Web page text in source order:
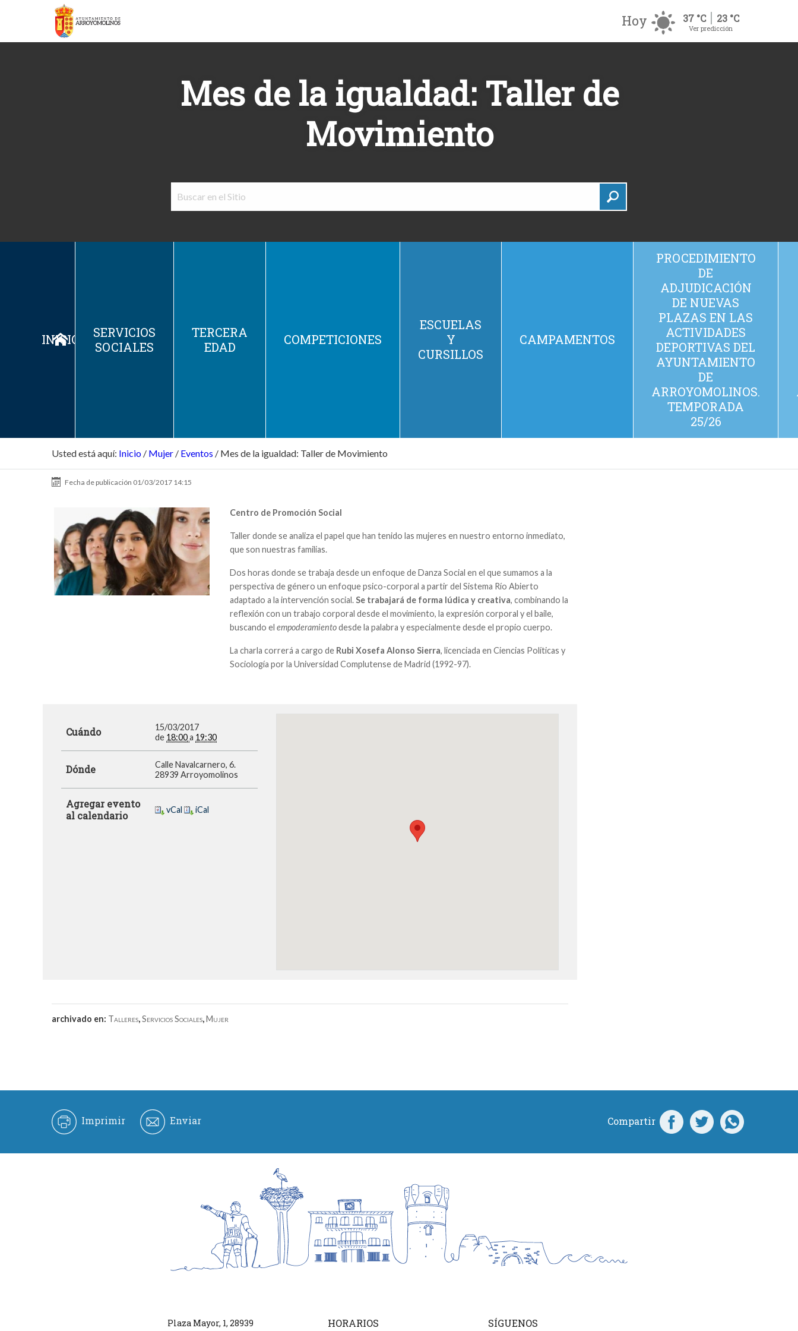
Hoy 37 °C 23 °C
Ver predicción
Mes de la igualdad: Taller de
Movimiento
INICIO
SERVICIOS
SOCIALES
TERCERA
EDAD
COMPETICIONES
ESCUELAS
Y
CURSILLOS
CAMPAMENTOS
PROCEDIMIENTO
DE
ADJUDICACIÓN
DE NUEVAS
PLAZAS EN LAS
ACTIVIDADES
DEPORTIVAS DEL
AYUNTAMIENTO
DE
ARROYOMOLINOS.
TEMPORADA
25/26
Usted está aquí: Inicio / Mujer / Eventos / Mes de la igualdad: Taller de Movimiento
Fecha de publicación 01/03/2017 14:15
Centro de Promoción Social
Taller donde se analiza el papel que han tenido las mujeres en nuestro entorno inmediato,
que son nuestras familias.
Dos horas donde se trabaja desde un enfoque de Danza Social en el que sumamos a la
perspectiva de género un enfoque psico-corporal a partir del Sistema Río Abierto
adaptado a la intervención social.Se trabajará de forma lúdica y creativa, combinando la
reflexión con un trabajo corporal desde el movimiento, la expresión corporal y el baile,
buscando el empoderamientodesde la palabra y especialmente desde el propio cuerpo.
La charla correrá a cargo de Rubi Xosefa Alonso Sierra, licenciada en Ciencias Políticas y
Sociología por la Universidad Complutense de Madrid (1992-97).
Cuándo
15/03/2017
de 18:00a 19:30
Dónde
Calle Navalcarnero, 6.
28939 Arroyomolinos
Agregar evento
al calendario
vCal iCal
archivado en: Talleres,Servicios Sociales,Mujer
Imprimir Enviar Compartir
Plaza Mayor, 1, 28939
HORARIOS SÍGUENOS